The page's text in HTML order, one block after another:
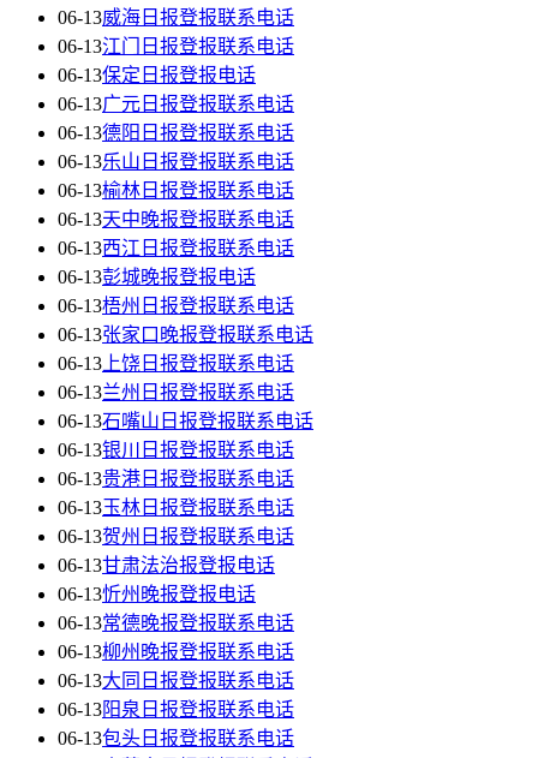
06-13威海日报登报联系电话
06-13江门日报登报联系电话
06-13保定日报登报电话
06-13广元日报登报联系电话
06-13德阳日报登报联系电话
06-13乐山日报登报联系电话
06-13榆林日报登报联系电话
06-13天中晚报登报联系电话
06-13西江日报登报联系电话
06-13彭城晚报登报电话
06-13梧州日报登报联系电话
06-13张家口晚报登报联系电话
06-13 上饶日报登报联系电话
06-13兰州日报登报联系电话
06-13石嘴山日报登报联系电话
06-13银川日报登报联系电话
06-13贵港日报登报联系电话
06-13玉林日报登报联系电话
06-13贺州日报登报联系电话
06-13甘肃法治报登报电话
06-13忻州晚报登报电话
06-13常德晚报登报联系电话
06-13柳州晚报登报联系电话
06-13大同日报登报联系电话
06-13阳泉日报登报联系电话
06-13包头日报登报联系电话